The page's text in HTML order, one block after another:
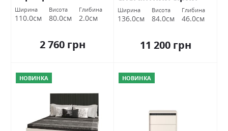
Ширина
110.0см
Висота
80.0см
Глибина
2.0см
2 760 грн
софттач Гербор
Ширина
136.0см
Висота
84.0см
Глибина
46.0см
11 200 грн
НОВИНКА НОВИНКА